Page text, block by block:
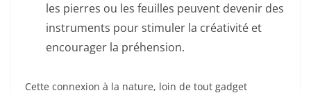
les pierres ou les feuilles peuvent devenir des
instruments pour stimuler la créativité et
encourager la préhension.
Cette connexion à la nature, loin de tout gadget